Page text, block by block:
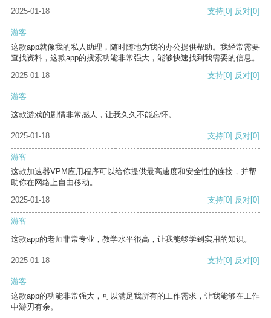
2025-01-18
支持[0] 反对[0]
游客
这款app就像我的私人助理，随时随地为我的办公提供帮助。我经常需要
查找资料，这款app的搜索功能非常强大，能够快速找到我需要的信息。
2025-01-18
支持[0] 反对[0]
游客
这款游戏的剧情非常感人，让我久久不能忘怀。
2025-01-18 支持[0] 反对[0]
游客
这款加速器VPM应用程序可以给你提供最高速度和安全性的连接，并帮
助你在网络上自由移动。
2025-01-18
支持[0] 反对[0]
游客
这款app的老师非常专业，教学水平很高，让我能够学到实用的知识。
2025-01-18 支持[0] 反对[0]
游客
这款app的功能非常强大，可以满足我所有的工作需求，让我能够在工作
中游刃有余。